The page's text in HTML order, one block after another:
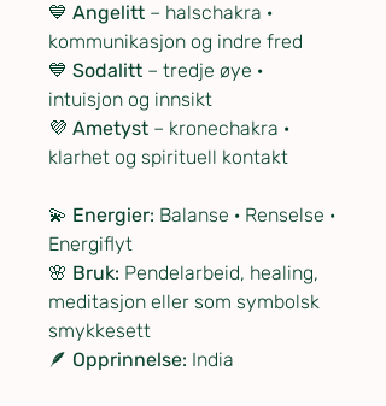
💙 Angelitt – halschakra ·
kommunikasjon og indre fred
💙 Sodalitt – tredje øye ·
intuisjon og innsikt
💜 Ametyst – kronechakra ·
klarhet og spirituell kontakt
💫 Energier: Balanse · Renselse ·
Energiflyt
🌸 Bruk: Pendelarbeid, healing,
meditasjon eller som symbolsk
smykkesett
🪶 Opprinnelse: India